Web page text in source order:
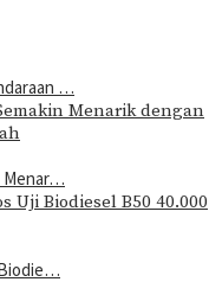
…
Menar…